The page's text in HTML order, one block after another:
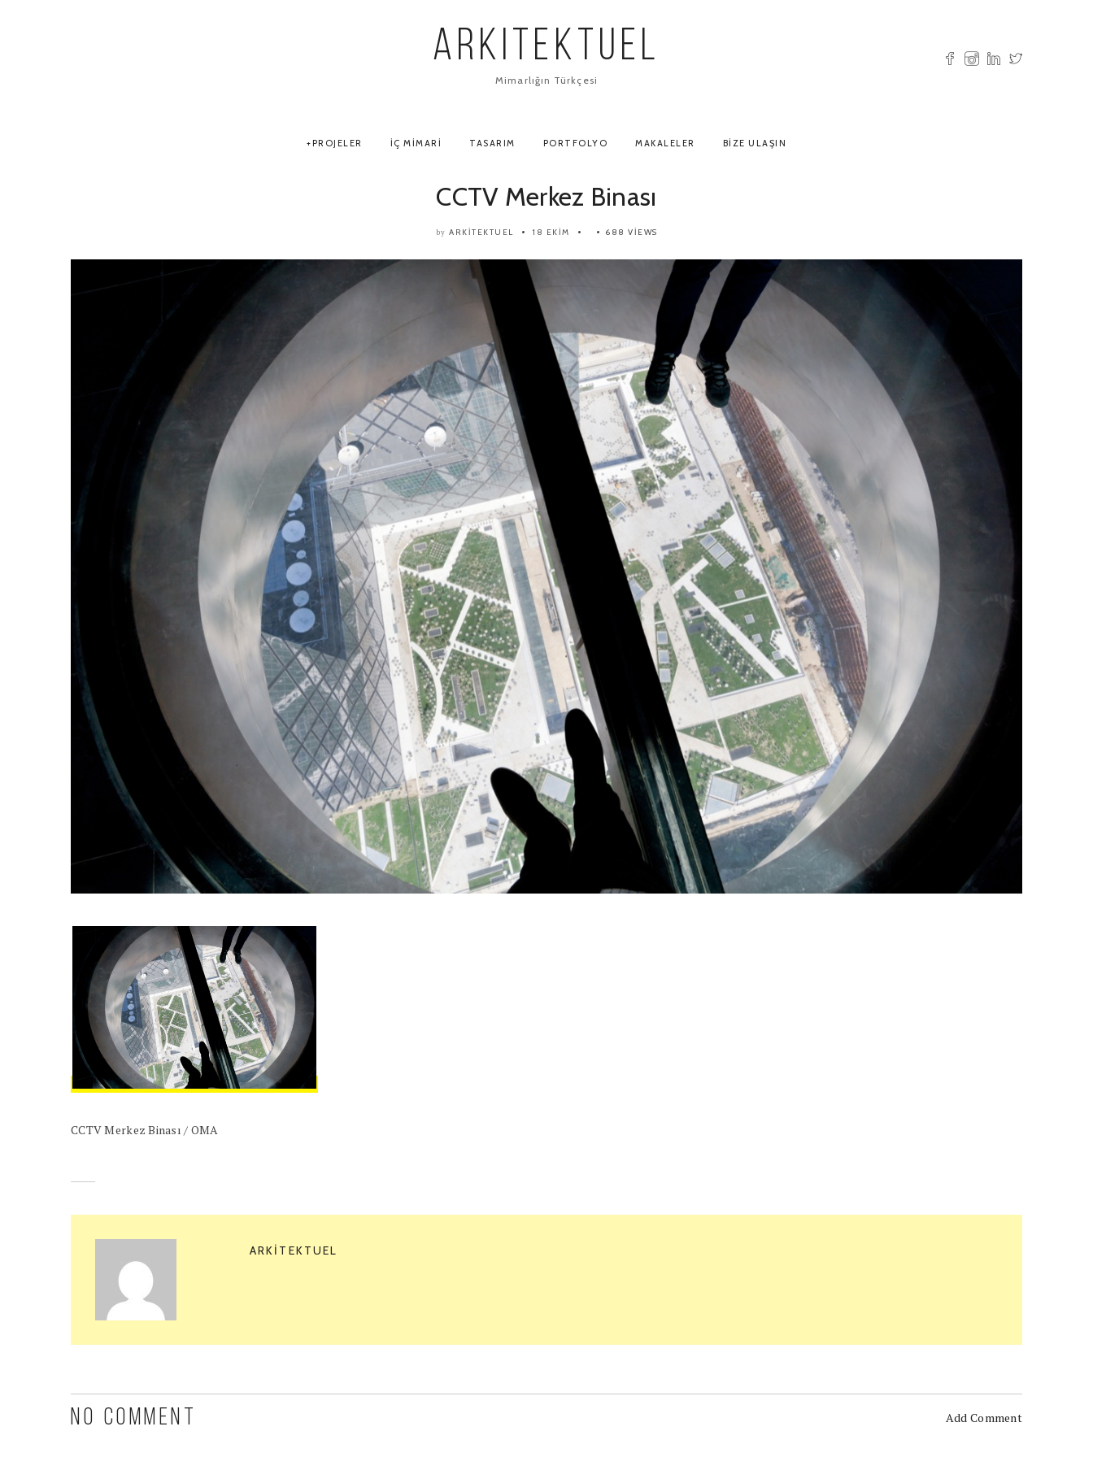
ARKITEKTUEL
Mimarlığın Türkçesi
PROJELER İÇ MIMARI TASARIM PORTFOLYO MAKALELER BIZE ULAŞIN
CCTV Merkez Binası
by ARKITEKTUEL 18 EKIM 688 VIEWS
CCTV Merkez Binası / OMA
ARKITEKTUEL
NO COMMENT Add Comment